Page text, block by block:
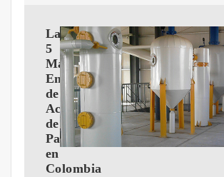
Las
5
Mayores
Empresas
de
Aceite
de
Palma
en
Colombia